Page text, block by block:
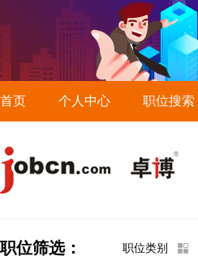
首页 个人中心 职位搜索
职位筛选： 职位类别